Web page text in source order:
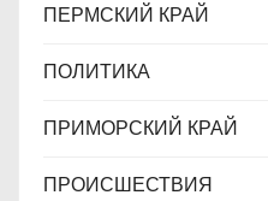
ПЕРМСКИЙ КРАЙ
ПОЛИТИКА
ПРИМОРСКИЙ КРАЙ
ПРОИСШЕСТВИЯ